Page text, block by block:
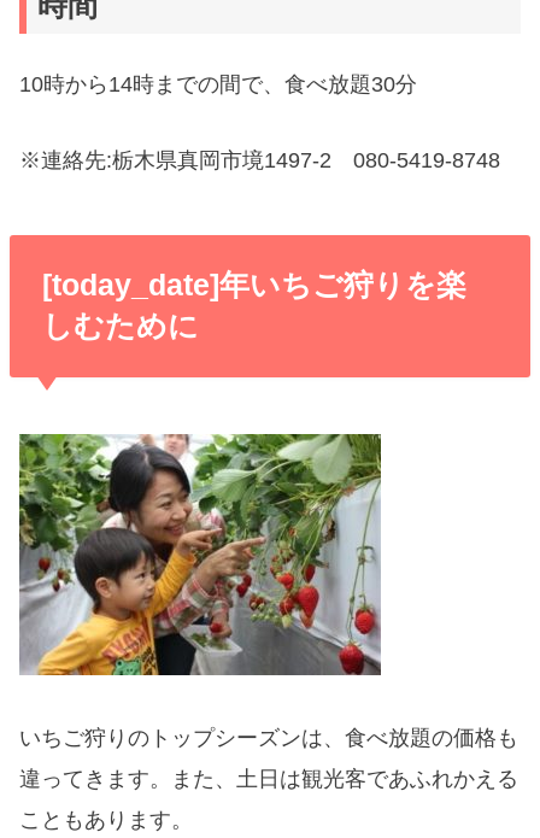
10時から14時までの間で、食べ放題30分
※連絡先:栃木県真岡市境1497-2 080-5419-8748
[today_date]年いちご狩りを楽
しむために
いちご狩りのトップシーズンは、食べ放題の価格も
違ってきます。また、土日は観光客であふれかえる
こともあります。